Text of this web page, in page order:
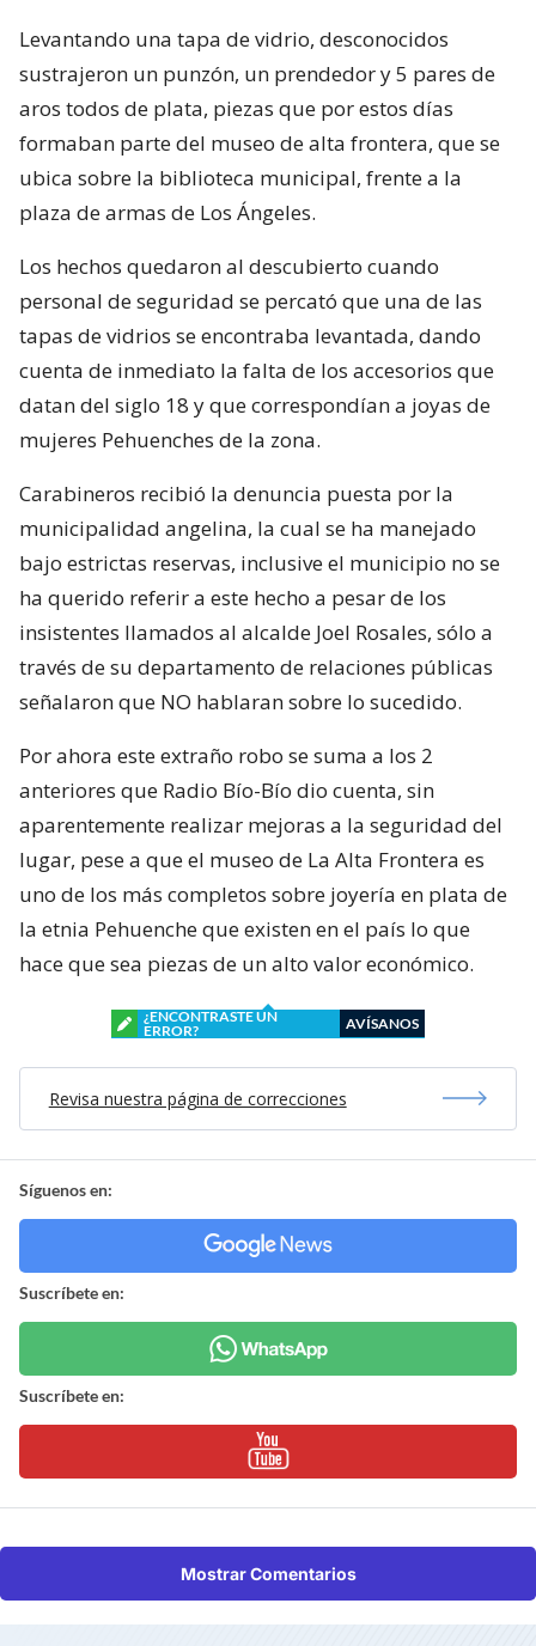
Levantando una tapa de vidrio, desconocidos
sustrajeron un punzón, un prendedor y 5 pares de
aros todos de plata, piezas que por estos días
formaban parte del museo de alta frontera, que se
ubica sobre la biblioteca municipal, frente a la
plaza de armas de Los Ángeles.
Los hechos quedaron al descubierto cuando
personal de seguridad se percató que una de las
tapas de vidrios se encontraba levantada, dando
cuenta de inmediato la falta de los accesorios que
datan del siglo 18 y que correspondían a joyas de
mujeres Pehuenches de la zona.
Carabineros recibió la denuncia puesta por la
municipalidad angelina, la cual se ha manejado
bajo estrictas reservas, inclusive el municipio no se
ha querido referir a este hecho a pesar de los
insistentes llamados al alcalde Joel Rosales, sólo a
través de su departamento de relaciones públicas
señalaron que NO hablaran sobre lo sucedido.
Por ahora este extraño robo se suma a los 2
anteriores que Radio Bío-Bío dio cuenta, sin
aparentemente realizar mejoras a la seguridad del
lugar, pese a que el museo de La Alta Frontera es
uno de los más completos sobre joyería en plata de
la etnia Pehuenche que existen en el país lo que
hace que sea piezas de un alto valor económico.
¿ENCONTRASTE UN
ERROR?
AVÍSANOS
Revisa nuestra página de correcciones
Síguenos en:
Suscríbete en:
Suscríbete en:
Mostrar Comentarios